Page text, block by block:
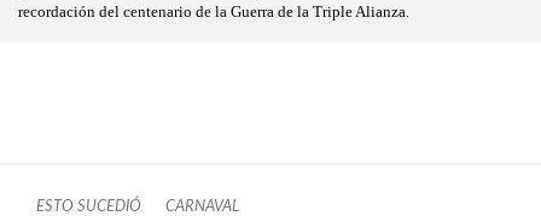
recordación del centenario de la Guerra de la Triple Alianza.
ESTO SUCEDIÓ CARNAVAL